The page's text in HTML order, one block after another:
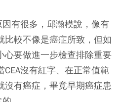
因有很多，邱瀚模說，像有
比較不像是癌症所致，但如
心要做進一步檢查排除重要
沒有紅字、在正常值範
沒有癌症，畢竟早期癌症患